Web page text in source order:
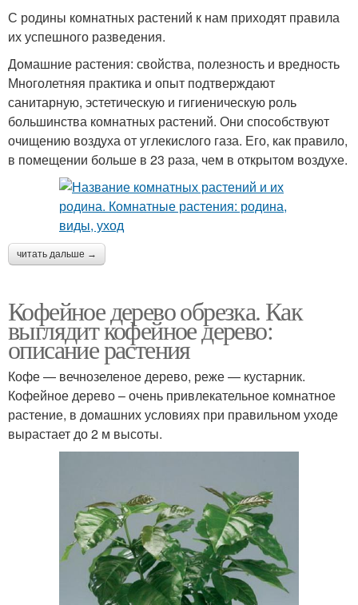
С родины комнатных растений к нам приходят правила
их успешного разведения.
Домашние растения: свойства, полезность и вредность
Многолетняя практика и опыт подтверждают
санитарную, эстетическую и гигиеническую роль
большинства комнатных растений. Они способствуют
очищению воздуха от углекислого газа. Его, как правило,
в помещении больше в 23 раза, чем в открытом воздухе.
читать дальше →
Кофейное дерево обрезка. Как
выглядит кофейное дерево:
описание растения
Кофе — вечнозеленое дерево, реже — кустарник.
Кофейное дерево – очень привлекательное комнатное
растение, в домашних условиях при правильном уходе
вырастает до 2 м высоты.